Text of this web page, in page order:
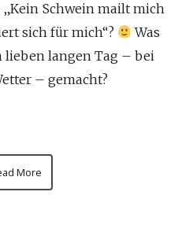
Schwein mailt mich
sich für mich“?
Was
lieben langen Tag – bei
– gemacht?
More